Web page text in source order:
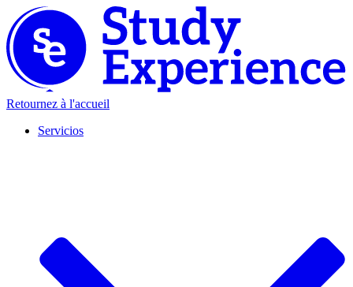
Retournez à l'accueil
Servicios